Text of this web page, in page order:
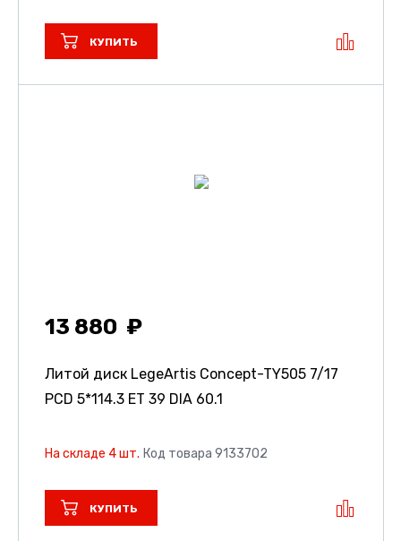
КУПИТЬ
13 880
Литой диск LegeArtis Concept-TY505 7/17
PCD 5*114.3 ET 39 DIA 60.1
На складе 4 шт. Код товара 9133702
КУПИТЬ